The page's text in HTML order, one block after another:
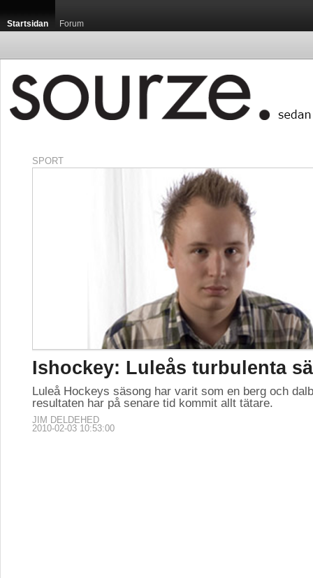
Startsidan Forum
SPORT
Ishockey: Luleås turbulenta
Luleå Hockeys säsong har varit som en berg och
resultaten har på senare tid kommit allt tätare.
JIM DELDEHED
2010-02-03 10:53:00